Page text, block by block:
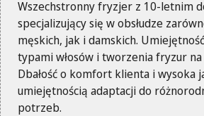
Wszechstronny fryzjer z 10-letnim
specjalizujący się w obsłudze
męskich, jak i damskich.
typami włosów i tworzenia fryzur
Dbałość o komfort klienta i wysoka
umiejętnością adaptacji do
potrzeb.